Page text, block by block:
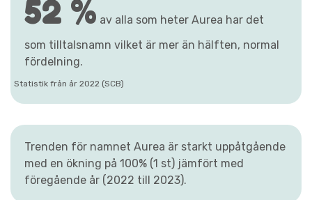
52 % av alla som heter Aurea har det
som tilltalsnamn vilket är mer än hälften, normal
fördelning.
Statistik från år 2022 (SCB)
Trenden för namnet Aurea är starkt uppåtgående
med en ökning på 100% (1 st) jämfört med
föregående år (2022 till 2023).